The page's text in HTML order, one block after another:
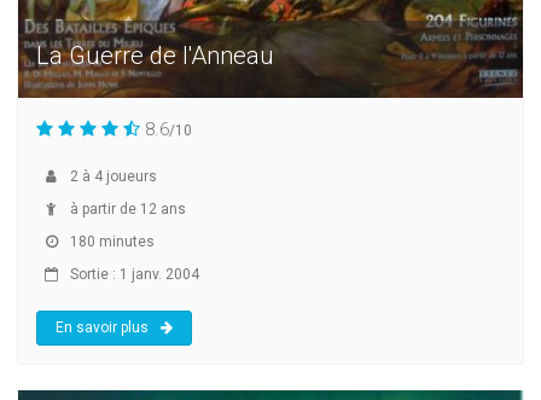
La Guerre de l'Anneau
8.6/10
2 à 4 joueurs
à partir de 12 ans
180 minutes
Sortie : 1 janv. 2004
En savoir plus